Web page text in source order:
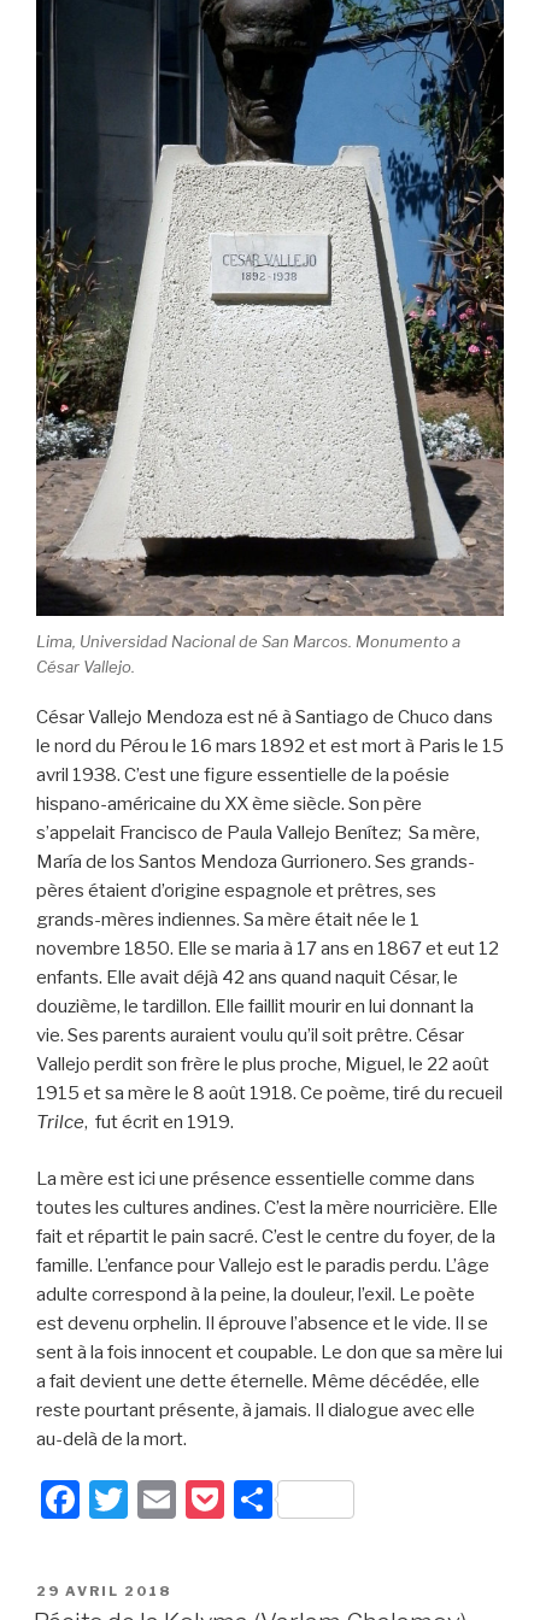
Lima, Universidad Nacional de San Marcos. Monumento a
César Vallejo.
César Vallejo Mendoza est né à Santiago de Chuco dans
le nord du Pérou le 16 mars 1892 et est mort à Paris le 15
avril 1938. C’est une figure essentielle de la poésie
hispano-américaine du XX ème siècle. Son père
s’appelait Francisco de Paula Vallejo Benítez; Sa mère,
María de los Santos Mendoza Gurrionero. Ses grands-
pères étaient d’origine espagnole et prêtres, ses
grands-mères indiennes. Sa mère était née le 1
novembre 1850. Elle se maria à 17 ans en 1867 et eut 12
enfants. Elle avait déjà 42 ans quand naquit César, le
douzième, le tardillon. Elle faillit mourir en lui donnant la
vie. Ses parents auraient voulu qu’il soit prêtre. César
Vallejo perdit son frère le plus proche, Miguel, le 22 août
1915 et sa mère le 8 août 1918. Ce poème, tiré du recueil
Trilce, fut écrit en 1919.
La mère est ici une présence essentielle comme dans
toutes les cultures andines. C’est la mère nourricière. Elle
fait et répartit le pain sacré. C’est le centre du foyer, de la
famille. L’enfance pour Vallejo est le paradis perdu. L’âge
adulte correspond à la peine, la douleur, l’exil. Le poète
est devenu orphelin. Il éprouve l’absence et le vide. Il se
sent à la fois innocent et coupable. Le don que sa mère lui
a fait devient une dette éternelle. Même décédée, elle
reste pourtant présente, à jamais. Il dialogue avec elle
au-delà de la mort.
F
c
T
tt
E
P P
PUBLIÉ
LE
29 AVRIL 2018